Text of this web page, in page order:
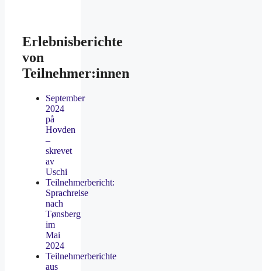
Erlebnisberichte
von
Teilnehmer:innen
September
2024
på
Hovden
–
skrevet
av
Uschi
Teilnehmerbericht:
Sprachreise
nach
Tønsberg
im
Mai
2024
Teilnehmerberichte
aus